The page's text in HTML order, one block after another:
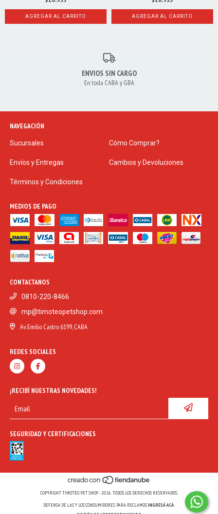
AGREGAR AL CARRITO AGREGAR AL CARRITO
ENVIOS SIN CARGO
En toda CABA y GBA
NAVEGACIÓN
Sucursales Cómo Comprar?
Envíos y Entregas Cambios y Devoluciones
Términos y Condiciones
MEDIOS DE PAGO
CONTACTANOS
0810-220-8466
mp@timoteopetshop.com
Av. Emilio Castro 6199, CABA
REDES SOCIALES
¡RECIBÍ NUESTRAS NOVEDADES!
SEGURIDAD Y CERTIFICACIONES
COPYRIGHT TIMOTEO PET SHOP - 2026. TODOS LOS DERECHOS RESERVADOS.
DEFENSA DE LAS Y LOS CONSUMIDORES. PARA RECLAMOSINGRESÁ ACÁ.